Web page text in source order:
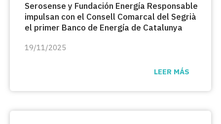
Serosense y Fundación Energía Responsable
impulsan con el Consell Comarcal del Segrià
el primer Banco de Energía de Catalunya
19/11/2025
LEER MÁS